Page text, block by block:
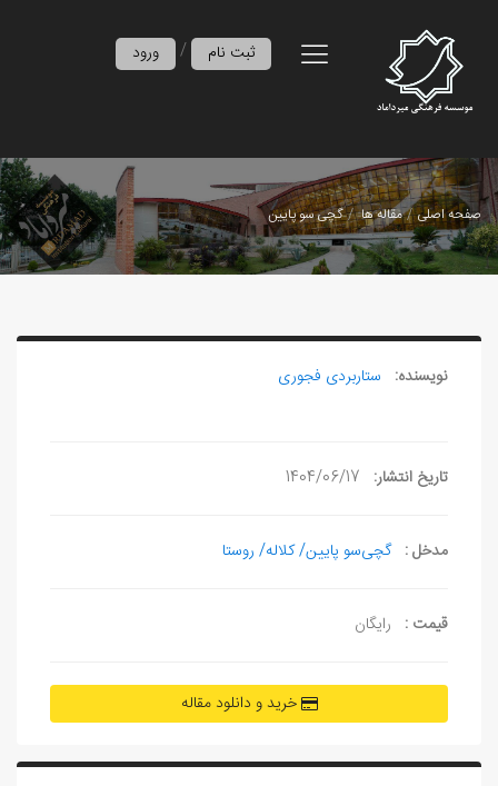
ورود / ثبت نام
صفحه اصلی مقاله ها گچی‌ سو پایین
نویسنده: ستاربردی فجوری
تاریخ انتشار: 1404/06/17
مدخل : گچی‌سو پایین/ کلاله/ روستا
قیمت : رایگان
خرید و دانلود مقاله